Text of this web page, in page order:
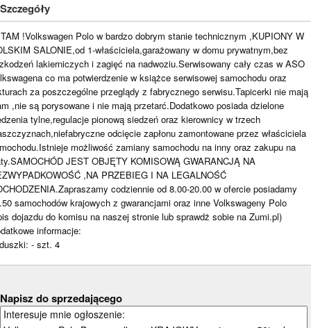
Szczegóły
!Volkswagen Polo w bardzo dobrym stanie technicznym ,KUPIONY W
SALONIE,od 1-właściciela,garażowany w domu prywatnym,bez
lakierniczych i zagięć na nadwoziu.Serwisowany cały czas w ASO
co ma potwierdzenie w książce serwisowej samochodu oraz
za poszczególne przeglądy z fabrycznego serwisu.Tapicerki nie mają
,nie są porysowane i nie mają przetarć.Dodatkowo posiada dzielone
tylne,regulacje pionową siedzeń oraz kierownicy w trzech
odcięcie zapłonu zamontowane przez właściciela
możliwość zamiany samochodu na inny oraz zakupu na
JEST OBJĘTY KOMISOWĄ GWARANCJĄ NA
,NA PRZEBIEG I NA LEGALNOŚĆ
codziennie od 8.00-20.00 w ofercie posiadamy
samochodów krajowych z gwarancjami oraz inne Volkswageny Polo
dojazdu do komisu na naszej stronie lub sprawdż sobie na Zumi.pl)
informacje:
- szt. 4
Napisz do sprzedającego